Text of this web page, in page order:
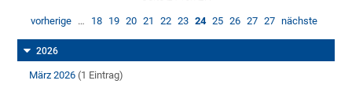
vorherige … 18 19 20 21 22 23 24 25 26 27 27 nächste
2026
März 2026 (1 Eintrag)